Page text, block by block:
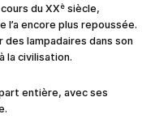
du XXè siècle,
encore plus repoussée.
des lampadaires dans son
la civilisation.
entière, avec ses